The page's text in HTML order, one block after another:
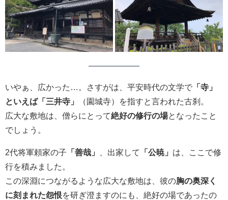
いやぁ、広かった…。さすがは、平安時代の文学で 「寺」
といえば「三井寺」
（園城寺）を指すと言われた古刹。
広大な敷地は、僧らにとって絶好の修行の場となったこと
でしょう。
2代将軍頼家の子 「善哉」 、出家して 「公暁」 は、ここで修
行を積みました。
この深淵につながるような広大な敷地は、彼の胸の奥深く
に刻まれた怨恨を研ぎ澄ますのにも、絶好の場であったの